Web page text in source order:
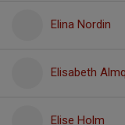
Elina Nordin
Elisabeth
Elise Holm